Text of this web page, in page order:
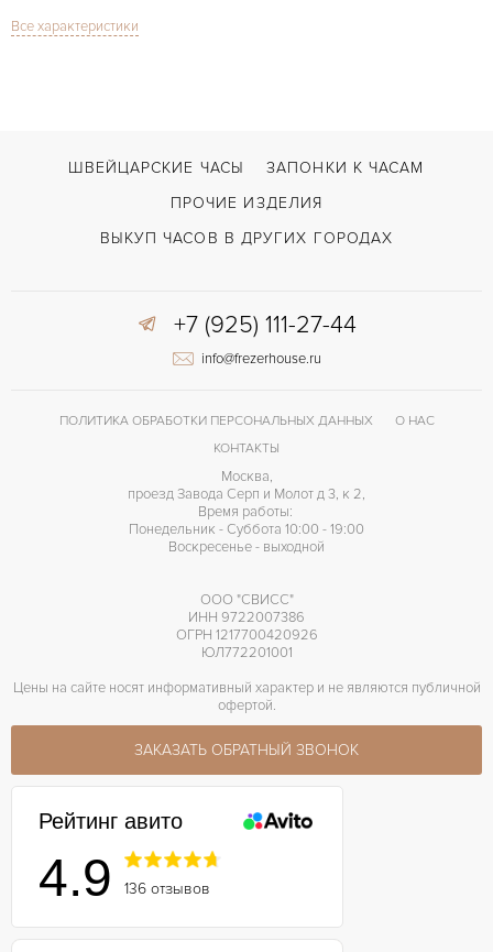
ФУНКЦИИ
ВОЗМОЖНОСТИ ДОСТАВКИ С документами, С футляром
ЦВЕТ БРАСЛЕТА
Все характеристики
ШВЕЙЦАРСКИЕ ЧАСЫ
ЗАПОНКИ К ЧАСАМ
ПРОЧИЕ ИЗДЕЛИЯ
ВЫКУП ЧАСОВ В ДРУГИХ ГОРОДАХ
+7 (925) 111-27-44
info@frezerhouse.ru
ПОЛИТИКА ОБРАБОТКИ ПЕРСОНАЛЬНЫХ ДАННЫХ
О НАС
КОНТАКТЫ
Москва,
проезд Завода Серп и Молот д 3, к 2,
Время работы:
Понедельник - Суббота 10:00 - 19:00
Воскресенье - выходной
ООО "СВИСС"
ИНН 9722007386
ОГРН 1217700420926
ЮЛ772201001
Цены на сайте носят информативный характер и не являются публичной
офертой.
ЗАКАЗАТЬ ОБРАТНЫЙ ЗВОНОК
Рейтинг авито
4.9 136 отзывов